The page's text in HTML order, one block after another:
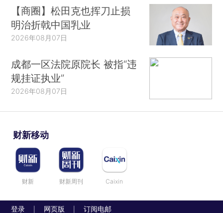
【商圈】松田克也挥刀止损
明治折戟中国乳业
2026年08月07日
成都一区法院原院长 被指“违
规挂证执业”
2026年08月07日
财新移动
财新 财新周刊 Caixin
登录 网页版 订阅电邮